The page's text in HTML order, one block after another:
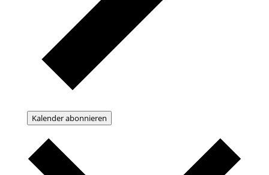
Kalender abonnieren